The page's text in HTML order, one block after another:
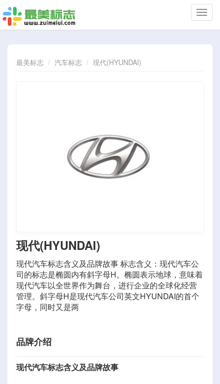
切
换
最美标志
汽车标志 现代(HYUNDAI)
现代(HYUNDAI)
现代汽车标志含义及品牌故事 标志含义：现代汽车公
司的标志是椭圆内有斜字母H。椭圆表示地球，意味着
现代汽车以全世界作为舞台，进行企业的全球化经营
管理。斜字母H是现代汽车公司英文HYUNDAI的首个
字母，同时又是两
品牌介绍
现代汽车标志含义及品牌故事